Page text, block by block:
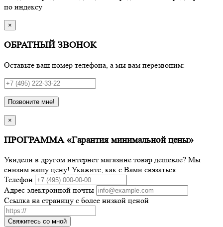
по индексу
×
ОБРАТНЫЙ ЗВОНОК
Оставьте ваш номер телефона, а мы вам перезвоним:
Позвоните мне!
×
ПРОГРАММА «Гарантия минимальной цены»
Увидели в другом интернет магазине товар дешевле? Мы
снизим нашу цену! Укажите, как с Вами связаться:
Телефон
Адрес электронной почты
Ссылка на страницу с более низкой ценой
Свяжитесь со мной